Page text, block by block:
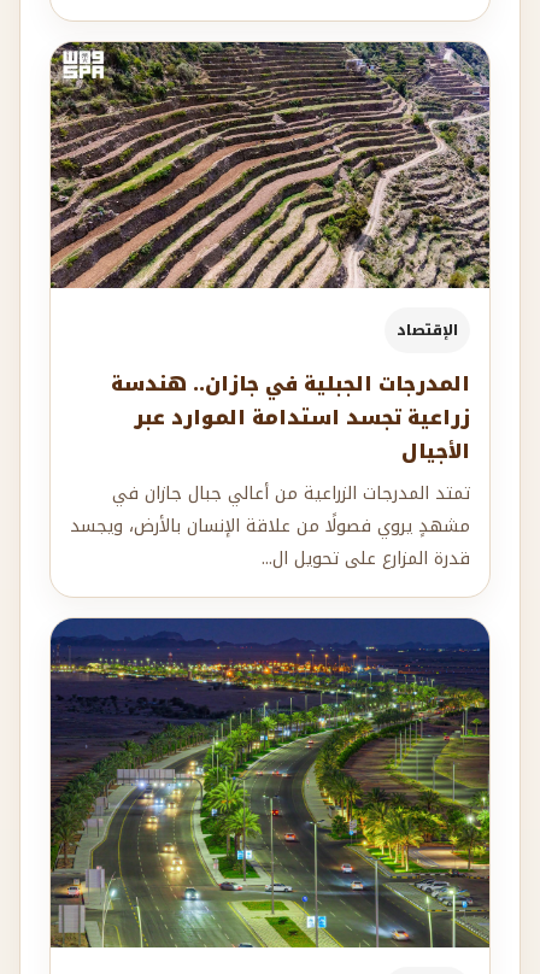
الإقتصاد
المدرجات الجبلية في جازان.. هندسة
زراعية تجسد استدامة الموارد عبر
الأجيال
تمتد المدرجات الزراعية من أعالي جبال جازان في
مشهدٍ يروي فصولًا من علاقة الإنسان بالأرض، ويجسد
قدرة المزارع على تحويل ال...